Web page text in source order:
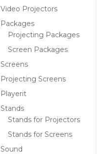
Video Projectors
Packages
Projecting Packages
Screen Packages
Screens
Projecting Screens
Playerit
Stands
Stands for Projectors
Stands for Screens
Sound